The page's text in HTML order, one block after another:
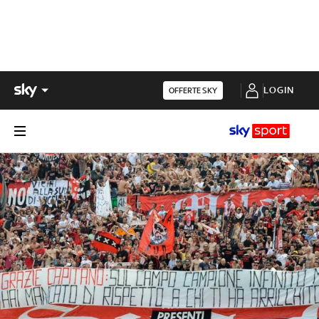
OFFERTE SKY LOGIN